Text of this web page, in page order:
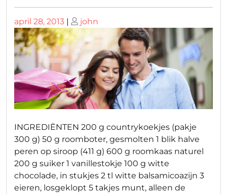
Geplaatst
op
april 28, 2013 | Geplaatst
op
john
INGREDIËNTEN 200 g countrykoekjes (pakje
300 g) 50 g roomboter, gesmolten 1 blik halve
peren op siroop (411 g) 600 g roomkaas naturel
200 g suiker 1 vanillestokje 100 g witte
chocolade, in stukjes 2 tl witte balsamicoazijn 3
eieren, losgeklopt 5 takjes munt, alleen de